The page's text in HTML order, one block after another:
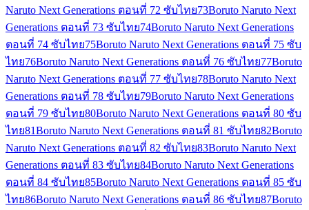
Naruto Next Generations ตอนที่ 72 ซับไทย73Boruto Naruto Next
Generations ตอนที่ 73 ซับไทย74Boruto Naruto Next Generations
ตอนที่ 74 ซับไทย75Boruto Naruto Next Generations ตอนที่ 75 ซับ
ไทย76Boruto Naruto Next Generations ตอนที่ 76 ซับไทย77Boruto
Naruto Next Generations ตอนที่ 77 ซับไทย78Boruto Naruto Next
Generations ตอนที่ 78 ซับไทย79Boruto Naruto Next Generations
ตอนที่ 79 ซับไทย80Boruto Naruto Next Generations ตอนที่ 80 ซับ
ไทย81Boruto Naruto Next Generations ตอนที่ 81 ซับไทย82Boruto
Naruto Next Generations ตอนที่ 82 ซับไทย83Boruto Naruto Next
Generations ตอนที่ 83 ซับไทย84Boruto Naruto Next Generations
ตอนที่ 84 ซับไทย85Boruto Naruto Next Generations ตอนที่ 85 ซับ
ไทย86Boruto Naruto Next Generations ตอนที่ 86 ซับไทย87Boruto